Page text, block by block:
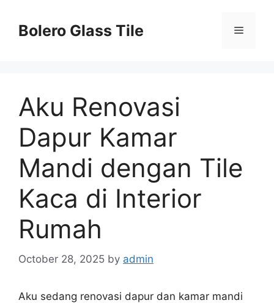
contentBolero Glass Tile Menu
Aku Renovasi
Dapur Kamar
Mandi dengan Tile
Kaca di Interior
Rumah
October 28, 2025 by admin
Aku sedang renovasi dapur dan kamar mandi